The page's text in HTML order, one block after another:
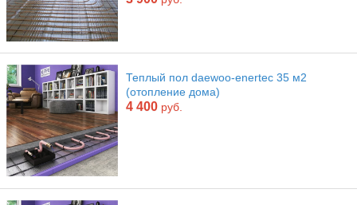
Теплый пол daewoo-enertec 35 м2
(отопление дома)
4 400 руб.